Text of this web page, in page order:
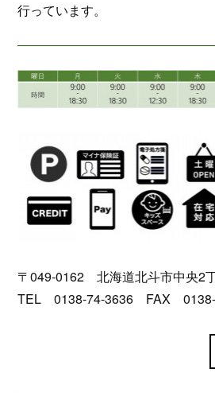
行っています。
〒049-0162 北海道北斗市中央2
TEL 0138-74-3636 FAX 0138-